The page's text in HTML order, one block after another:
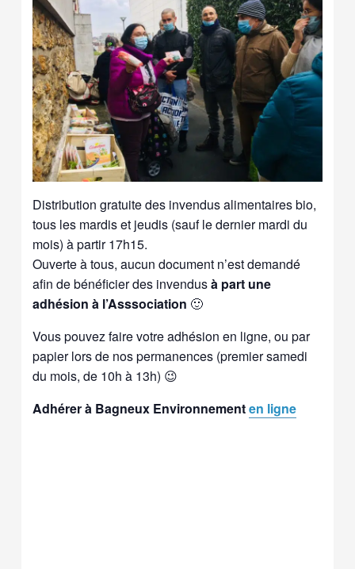
Distribution gratuite des invendus alimentaires bio,
tous les mardis et jeudis (sauf le dernier mardi du
mois) à partir 17h15.
Ouverte à tous, aucun document n’est demandé
afin de bénéficier des invendusà part une
adhésion à l’Asssociation 🙂
Vous pouvez faire votre adhésion en ligne, ou par
papier lors de nos permanences (premier samedi
du mois, de 10h à 13h) 😉
Adhérer à Bagneux Environnementen ligne